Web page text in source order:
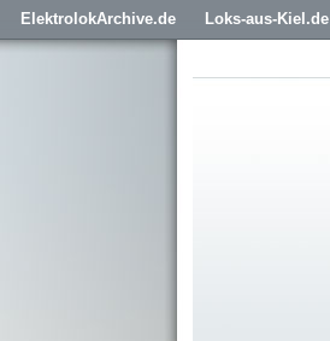
ElektrolokArchive.de Loks-aus-Kiel.de